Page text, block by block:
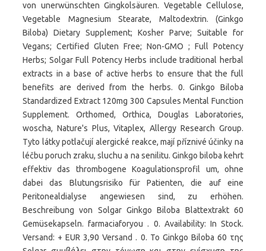
von unerwünschten Gingkolsäuren. Vegetable Cellulose,
Vegetable Magnesium Stearate, Maltodextrin. (Ginkgo
Biloba) Dietary Supplement; Kosher Parve; Suitable for
Vegans; Certified Gluten Free; Non-GMO ; Full Potency
Herbs; Solgar Full Potency Herbs include traditional herbal
extracts in a base of active herbs to ensure that the full
benefits are derived from the herbs. 0. Ginkgo Biloba
Standardized Extract 120mg 300 Capsules Mental Function
Supplement. Orthomed, Orthica, Douglas Laboratories,
woscha, Nature's Plus, Vitaplex, Allergy Research Group.
Tyto látky potlačují alergické reakce, mají příznivé účinky na
léčbu poruch zraku, sluchu a na senilitu. Ginkgo biloba kehrt
effektiv das thrombogene Koagulationsprofil um, ohne
dabei das Blutungsrisiko für Patienten, die auf eine
Peritonealdialyse angewiesen sind, zu erhöhen.
Beschreibung von Solgar Ginkgo Biloba Blattextrakt 60
Gemüsekapseln. farmaciaforyou . 0. Availability: In Stock.
Versand: + EUR 3,90 Versand . 0. Το Ginkgo Biloba 60 της